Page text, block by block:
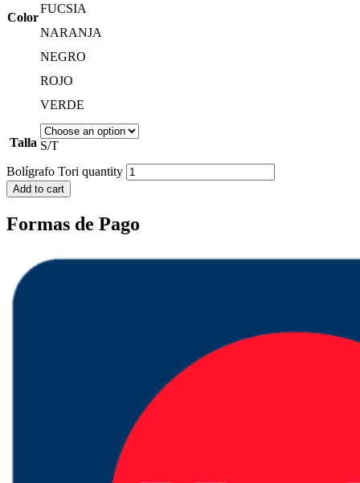
Color
FUCSIA
NARANJA
NEGRO
ROJO
VERDE
Talla S/T
Bolígrafo Tori quantity
Add to cart
Formas de Pago